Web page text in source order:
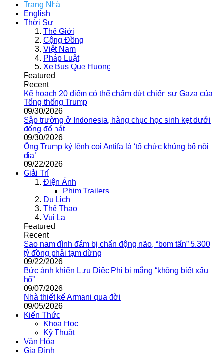
Trang Nhà
English
Thời Sự
Thế Giới
Cộng Đồng
Việt Nam
Pháp Luật
Xe Bus Que Huong
Featured
Recent
Kế hoạch 20 điểm có thể chấm dứt chiến sự Gaza của
Tổng thống Trump
09/30/2026
Sập trường ở Indonesia, hàng chục học sinh kẹt dưới
đống đổ nát
09/30/2026
Ông Trump ký lệnh coi Antifa là ‘tổ chức khủng bố nội
địa’
09/22/2026
Giải Trí
Điện Ảnh
Phim Trailers
Du Lịch
Thể Thao
Vui Lạ
Featured
Recent
Sao nam đình đám bị chấn động não, “bom tấn” 5.300
tỷ đồng phải tạm dừng
09/22/2026
Bức ảnh khiến Lưu Diệc Phi bị mắng “không biết xấu
hổ”
09/07/2026
Nhà thiết kế Armani qua đời
09/05/2026
Kiến Thức
Khoa Học
Kỹ Thuật
Văn Hóa
Gia Đình